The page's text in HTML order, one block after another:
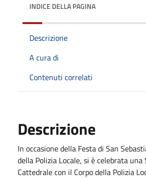
INDICE DELLA PAGINA
Descrizione
A cura di
Contenuti correlati
Descrizione
In occasione della Festa di San
della Polizia Locale, si è celebrata una
Cattedrale con il Corpo della Polizia